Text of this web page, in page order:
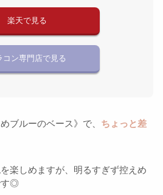
楽天で見る
コン専門店で見る
ブルーのベース》で、 ちょっと差
楽しめますが、明るすぎず控えめ
す◎